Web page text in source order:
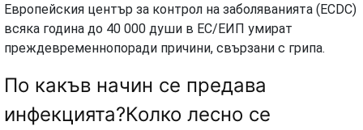
Европейския център за контрол на заболяванията (ECDC)
всяка година до 40 000 души в ЕС/ЕИП умират
преждевременнопоради причини, свързани с грипа.
По какъв начин се предава
инфекцията?Колко лесно се